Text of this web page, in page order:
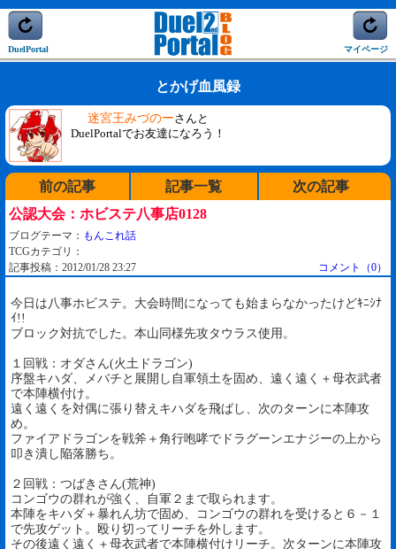
DuelPortal マイページ
とかげ血風録
迷宮王みづのーさんと
DuelPortalでお友達になろう！
前の記事 記事一覧
次の記事
公認大会：ホビステ八事店0128
ブログテーマ： もんこれ話
TCGカテゴリ：
記事投稿：2012/01/28 23:27
コメント（0）
今日は八事ホビステ。大会時間になっても始まらなかったけどｷﾆｼﾅ
ｲ!!
ブロック対抗でした。本山同様先攻タウラス使用。
１回戦：オダさん(火土ドラゴン)
序盤キハダ、メバチと展開し自軍領土を固め、遠く遠く＋母衣武者
で本陣横付け。
遠く遠くを対偶に張り替えキハダを飛ばし、次のターンに本陣攻
め。
ファイアドラゴンを戦斧＋角行咆哮でドラグーンエナジーの上から
叩き潰し陥落勝ち。
２回戦：つばきさん(荒神)
コンゴウの群れが強く、自軍２まで取られます。
本陣をキハダ＋暴れん坊で固め、コンゴウの群れを受けると６－１
で先攻ゲット。殴り切ってリーチを外します。
その後遠く遠く＋母衣武者で本陣横付けリーチ。次ターンに本陣攻